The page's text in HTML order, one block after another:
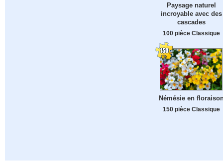
Paysage naturel
incroyable avec des
cascades
100 pièce Classique
Némésie en
150 pièce Classique